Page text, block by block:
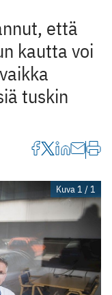
että
kautta voi
tuskin
Kuva 1 / 1